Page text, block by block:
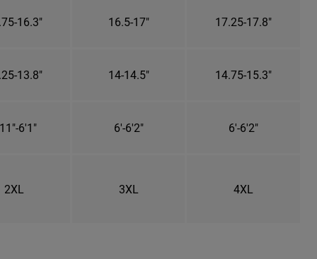
16.3" 16.5-17" 17.25-17.8"
13.8" 14-14.5" 14.75-15.3"
6'1" 6'-6'2" 6'-6'2"
2XL 3XL 4XL